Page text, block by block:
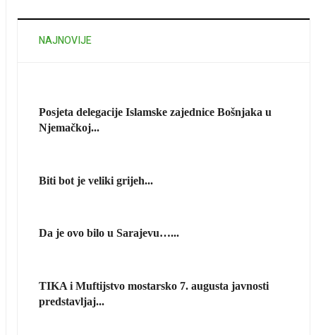
NAJNOVIJE
Posjeta delegacije Islamske zajednice Bošnjaka u
Njemačkoj...
Biti bot je veliki grijeh...
Da je ovo bilo u Sarajevu…...
TIKA i Muftijstvo mostarsko 7. augusta javnosti
predstavljaj...